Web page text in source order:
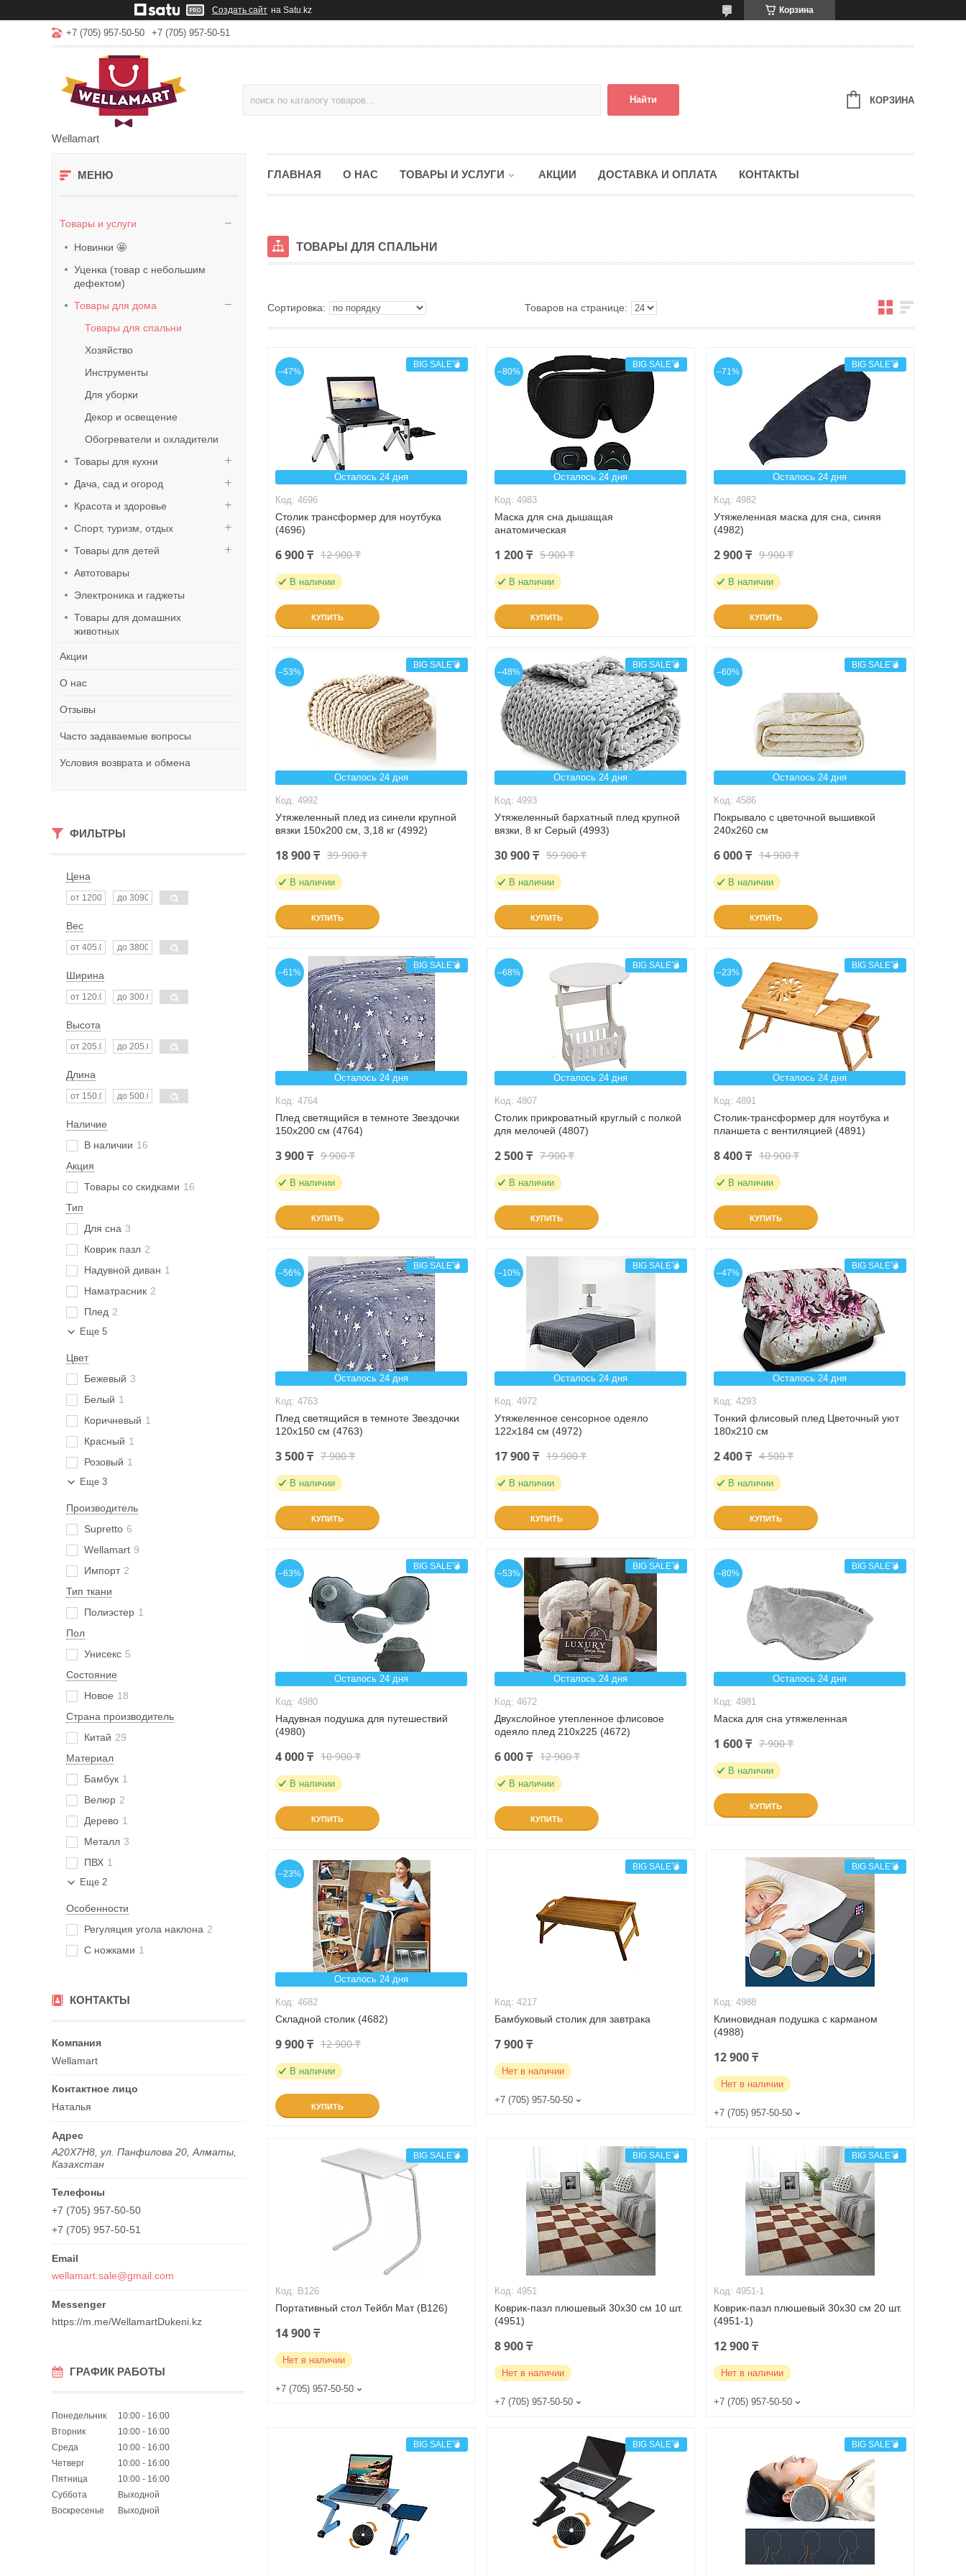
Создать сайт на Satu.kz Корзина
+7 (705) 957-50-50 +7 (705) 957-50-51
Wellamart
Найти КОРЗИНА
Товары и услуги
Новинки 🤩
Уценка (товар с небольшим
дефектом)
Товары для дома
Товары для спальни
Хозяйство
Инструменты
Для уборки
Декор и освещение
Обогреватели и охладители
Товары для кухни
Дача, сад и огород
Красота и здоровье
Спорт, туризм, отдых
Товары для детей
Автотовары
Электроника и гаджеты
Товары для домашних
животных
Акции
О нас
Отзывы
Часто задаваемые вопросы
Условия возврата и обмена
ФИЛЬТРЫ
Цена
Вес
Ширина
Высота
Длина
Наличие
В наличии 16
Акция
Товары со скидками 16
Тип
Для сна 3
Коврик пазл 2
Надувной диван 1
Наматрасник 2
Плед 2
Еще 5
Цвет
Бежевый 3
Белый 1
Коричневый 1
Красный 1
Розовый 1
Еще 3
Производитель
Supretto 6
Wellamart 9
Импорт 2
Тип ткани
Полиэстер 1
Пол
Унисекс 5
Состояние
Новое 18
Страна производитель
Китай 29
Материал
Бамбук 1
Велюр 2
Дерево 1
Металл 3
ПВХ 1
Еще 2
Особенности
Регуляция угола наклона 2
С ножками 1
КОНТАКТЫ
Wellamart
Наталья
A20X7H8, ул. Панфилова 20, Алматы,
Казахстан
+7 (705) 957-50-50
+7 (705) 957-50-51
wellamart.sale@gmail.com
https://m.me/WellamartDukeni.kz
ГРАФИК РАБОТЫ
Понедельник 10:00
16:00
Вторник
10:00
16:00
Среда
10:00
16:00
Четверг
10:00
16:00
Пятница
10:00
16:00
Суббота
Выходной
Воскресенье
Выходной
ГЛАВНАЯ О НАС ТОВАРЫ И УСЛУГИ АКЦИИ ДОСТАВКА И ОПЛАТА КОНТАКТЫ
ТОВАРЫ ДЛЯ СПАЛЬНИ
BIG SALE💣
–47%
Осталось 24 дня
4696
Столик трансформер для ноутбука
(4696)
6 900 ₸ 12 900 ₸
В наличии
КУПИТЬ
BIG SALE💣
–80%
Осталось 24 дня
4983
Маска для сна дышащая
анатомическая
1 200 ₸ 5 900 ₸
В наличии
КУПИТЬ
BIG SALE💣
–71%
Осталось 24 дня
4982
Утяжеленная маска для сна, синяя
(4982)
2 900 ₸ 9 900 ₸
В наличии
КУПИТЬ
BIG SALE💣
–53%
Осталось 24 дня
4992
Утяжеленный плед из синели крупной
вязки 150x200 см, 3,18 кг (4992)
18 900 ₸ 39 900 ₸
В наличии
КУПИТЬ
BIG SALE💣
–48%
Осталось 24 дня
4993
Утяжеленный бархатный плед крупной
вязки, 8 кг Серый (4993)
30 900 ₸ 59 900 ₸
В наличии
КУПИТЬ
BIG SALE💣
–60%
Осталось 24 дня
4586
Покрывало с цветочной вышивкой
240х260 см
6 000 ₸ 14 900 ₸
В наличии
КУПИТЬ
BIG SALE💣
–61%
Осталось 24 дня
4764
Плед светящийся в темноте Звездочки
150х200 см (4764)
3 900 ₸ 9 900 ₸
В наличии
КУПИТЬ
BIG SALE💣
–68%
Осталось 24 дня
4807
Столик прикроватный круглый с полкой
для мелочей (4807)
2 500 ₸ 7 900 ₸
В наличии
КУПИТЬ
BIG SALE💣
–23%
Осталось 24 дня
4891
Столик-трансформер для ноутбука и
планшета с вентиляцией (4891)
8 400 ₸ 10 900 ₸
В наличии
КУПИТЬ
BIG SALE💣
–56%
Осталось 24 дня
4763
Плед светящийся в темноте Звездочки
120х150 см (4763)
3 500 ₸ 7 900 ₸
В наличии
КУПИТЬ
BIG SALE💣
–10%
Осталось 24 дня
4972
Утяжеленное сенсорное одеяло
122х184 см (4972)
17 900 ₸ 19 900 ₸
В наличии
КУПИТЬ
BIG SALE💣
–47%
Осталось 24 дня
4293
Тонкий флисовый плед Цветочный уют
180х210 см
2 400 ₸ 4 500 ₸
В наличии
КУПИТЬ
BIG SALE💣
–63%
Осталось 24 дня
4980
Надувная подушка для путешествий
(4980)
4 000 ₸ 10 900 ₸
В наличии
КУПИТЬ
BIG SALE💣
–53%
Осталось 24 дня
4672
Двухслойное утепленное флисовое
одеяло плед 210х225 (4672)
6 000 ₸ 12 900 ₸
В наличии
КУПИТЬ
BIG SALE💣
–80%
Осталось 24 дня
4981
Маска для сна утяжеленная
1 600 ₸ 7 900 ₸
В наличии
КУПИТЬ
–23%
Осталось 24 дня
4682
Складной столик (4682)
9 900 ₸ 12 900 ₸
В наличии
КУПИТЬ
BIG SALE💣
4217
Бамбуковый столик для завтрака
7 900 ₸
Нет в наличии
+7 (705) 957-50-50
BIG SALE💣
4988
Клиновидная подушка с карманом
(4988)
12 900 ₸
Нет в наличии
+7 (705) 957-50-50
BIG SALE💣
B126
Портативный стол Тейбл Мат (B126)
14 900 ₸
Нет в наличии
+7 (705) 957-50-50
BIG SALE💣
4951
Коврик-пазл плюшевый 30х30 см 10 шт.
(4951)
8 900 ₸
Нет в наличии
+7 (705) 957-50-50
BIG SALE💣
4951-1
Коврик-пазл плюшевый 30х30 см 20 шт.
(4951-1)
12 900 ₸
Нет в наличии
+7 (705) 957-50-50
BIG SALE💣 BIG SALE💣 BIG SALE💣